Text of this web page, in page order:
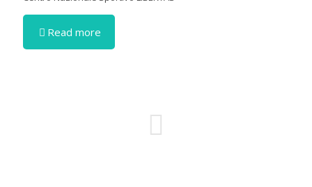
Read more